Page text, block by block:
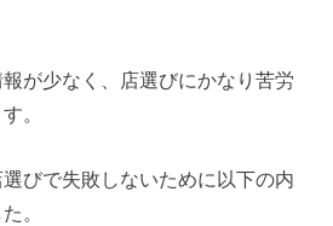
が少なく、店選びにかなり苦労
。
びで失敗しないために以下の内
。